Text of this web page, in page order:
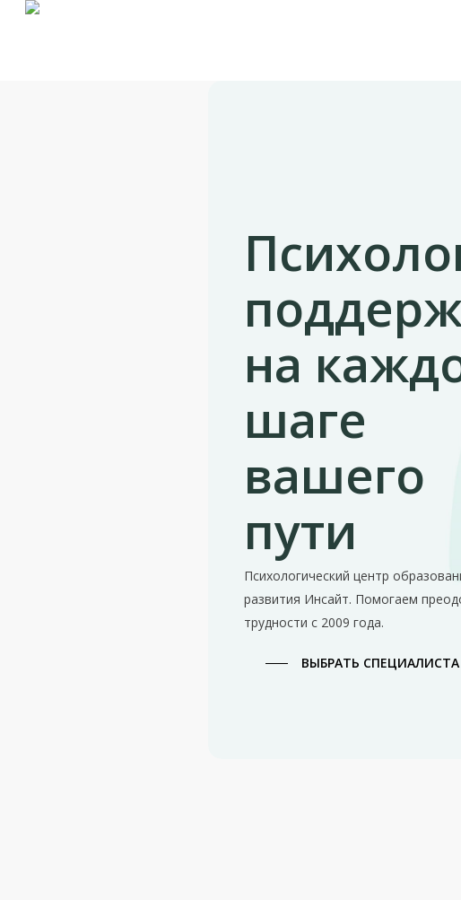
на
шаге
вашего
пути
Психологический центр
развития Инсайт. Помогаем
трудности с 2009 года.
ВЫБРАТЬ СПЕЦИАЛИСТА